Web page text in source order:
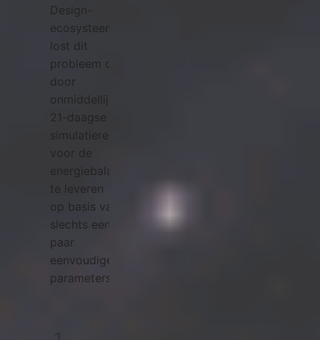
Design-
ecosysteem,
lost dit
probleem op
door
onmiddellijke
21-daagse
simulatieresultaten
voor de
energiebalans
te leveren
op basis van
slechts een
paar
eenvoudige
parameters.